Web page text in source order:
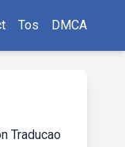
Tos DMCA
Traducao